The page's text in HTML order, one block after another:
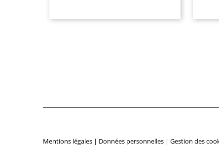
Mentions légales | Données personnelles | Gestion des